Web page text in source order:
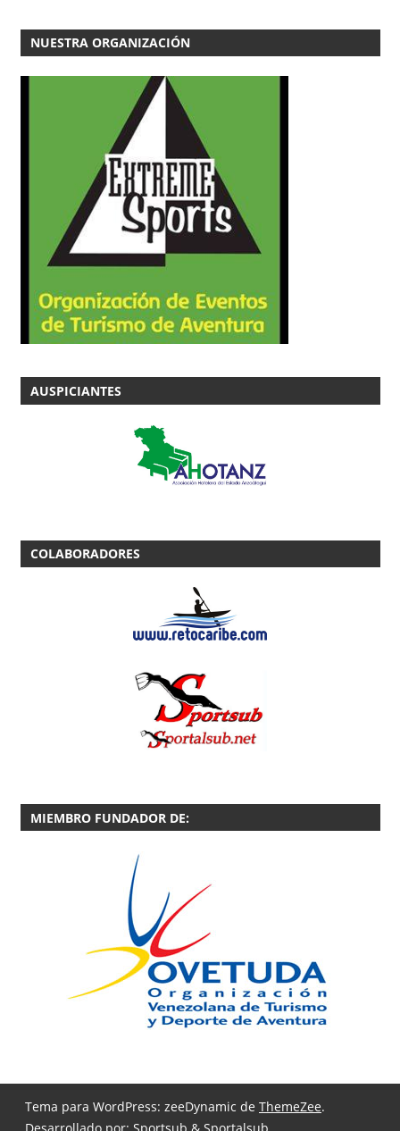
NUESTRA ORGANIZACIÓN
AUSPICIANTES
COLABORADORES
MIEMBRO FUNDADOR DE:
Tema para WordPress: zeeDynamic de ThemeZee.